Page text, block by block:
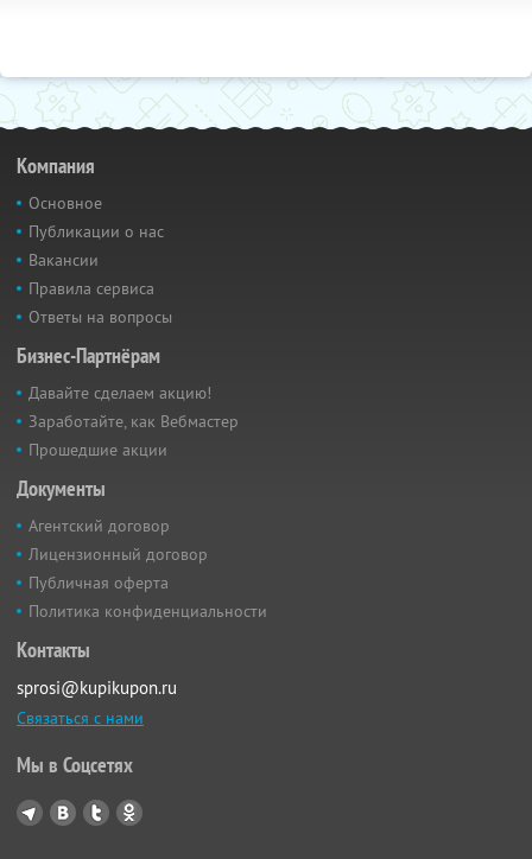
Компания
Основное
Публикации о нас
Вакансии
Правила сервиса
Ответы на вопросы
Бизнес-Партнёрам
Давайте сделаем акцию!
Заработайте, как Вебмастер
Прошедшие акции
Документы
Агентский договор
Лицензионный договор
Публичная оферта
Политика конфиденциальности
Контакты
sprosi@kupikupon.ru
Связаться с нами
Мы в Соцсетях